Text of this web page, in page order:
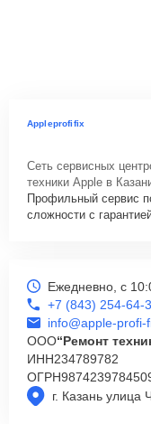
Appleprofifix
Сеть сервисных
техники Apple в
Профильный сервис
сложности с
г. Казань улица
Ежедневно, с
+7 (843) 254-64-
info@apple-profi-
ООО“Ремонт
ИНН234789782
ОГРН